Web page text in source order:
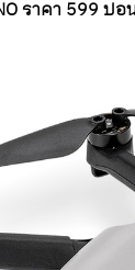
ราคา 599 ป